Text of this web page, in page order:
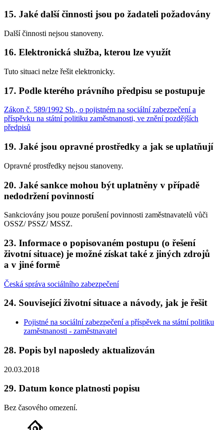
15. Jaké další činnosti jsou po žadateli požadovány
Další činnosti nejsou stanoveny.
16. Elektronická služba, kterou lze využít
Tuto situaci nelze řešit elektronicky.
17. Podle kterého právního předpisu se postupuje
Zákon č. 589/1992 Sb., o pojistném na sociální zabezpečení a
příspěvku na státní politiku zaměstnanosti, ve znění pozdějších
předpisů
19. Jaké jsou opravné prostředky a jak se uplatňují
Opravné prostředky nejsou stanoveny.
20. Jaké sankce mohou být uplatněny v případě
nedodržení povinností
Sankciovány jsou pouze porušení povinnosti zaměstnavatelů vůči
OSSZ/ PSSZ/ MSSZ.
23. Informace o popisovaném postupu (o řešení
životní situace) je možné získat také z jiných zdrojů
a v jiné formě
Česká správa sociálního zabezpečení
24. Související životní situace a návody, jak je řešit
Pojistné na sociální zabezpečení a příspěvek na státní politiku
zaměstnanosti - zaměstnavatel
28. Popis byl naposledy aktualizován
20.03.2018
29. Datum konce platnosti popisu
Bez časového omezení.